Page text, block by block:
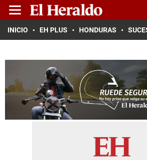
INICIO EH PLUS HONDURAS